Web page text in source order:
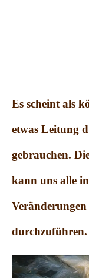
Es scheint als
etwas Leitung
gebrauchen.
kann uns alle
durchzuführen.